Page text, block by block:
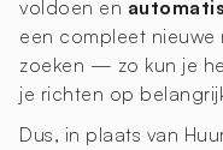
voldoen en
een compleet nieuwe
zoeken — zo kun je
je richten op
Dus, in plaats van